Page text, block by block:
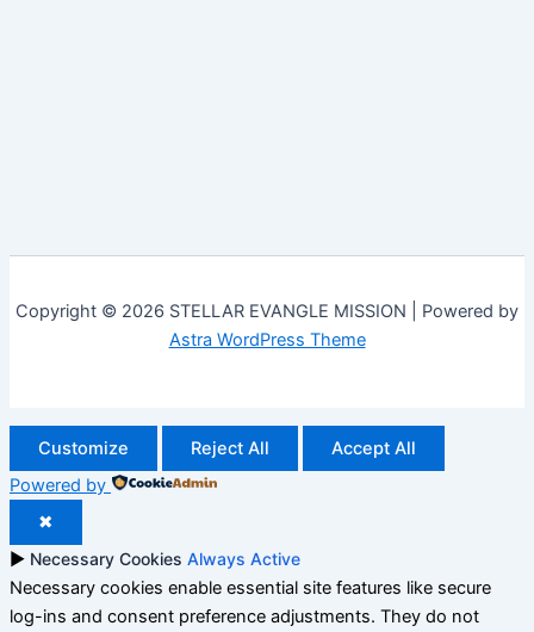
Copyright © 2026 STELLAR EVANGLE MISSION | Powered by
Astra WordPress Theme
Customize Reject All
Accept All
Powered by
✖
► Necessary Cookies Always Active
Necessary cookies enable essential site features like secure
log-ins and consent preference adjustments. They do not